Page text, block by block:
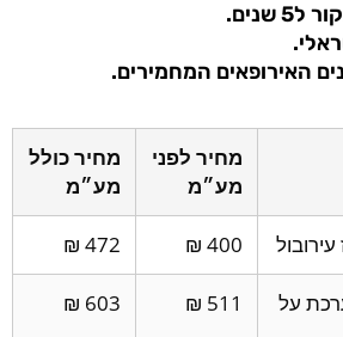
מחיר כולל
מע״מ
472 ₪
603 ₪